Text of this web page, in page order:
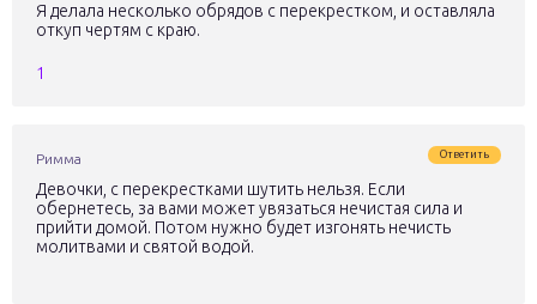
Я делала несколько обрядов с перекрестком, и оставляла
откуп чертям с краю.
1
Римма Ответить
Девочки, с перекрестками шутить нельзя. Если
обернетесь, за вами может увязаться нечистая сила и
прийти домой. Потом нужно будет изгонять нечисть
молитвами и святой водой.